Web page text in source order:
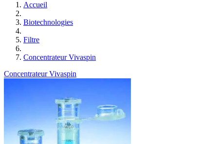
Accueil
Biotechnologies
Filtre
Concentrateur Vivaspin
Concentrateur Vivaspin